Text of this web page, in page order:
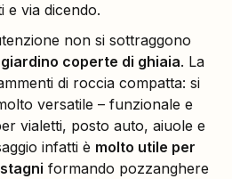
e via dicendo.
non si sottraggono
coperte di ghiaia. La
di roccia compatta: si
versatile – funzionale e
vialetti, posto auto, aiuole e
infatti è molto utile per
formando pozzanghere